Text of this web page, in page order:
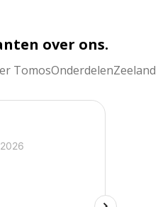
over ons.
TomosOnderdelenZeeland